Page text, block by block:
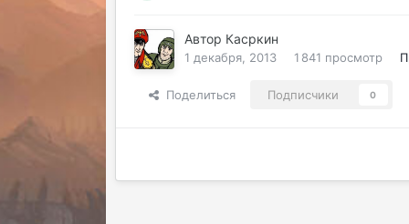
Автор Касркин
1 декабря, 2013 1 841 просмотр
Поделиться Подписчики 0